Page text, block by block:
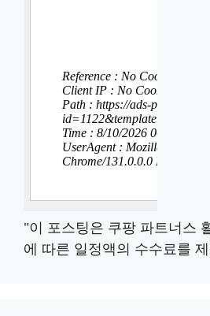
"이 포스팅은 쿠팡 파트너스
에 따른 일정액의 수수료를